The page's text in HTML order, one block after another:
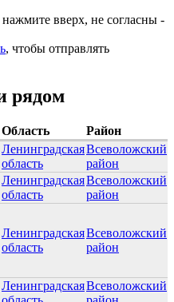
вверх, не согласны -
, чтобы отправлять
рядом
Область
Район
Ленинградская
область
Всеволожский
район
Ленинградская
область
Всеволожский
район
Ленинградская
область
Всеволожский
район
ЛенинградскаяВсеволожский